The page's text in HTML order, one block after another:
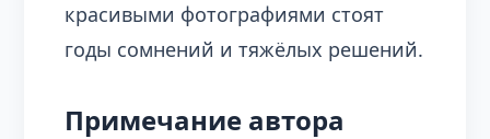
красивыми фотографиями стоят
годы сомнений и тяжёлых решений.
Примечание автора